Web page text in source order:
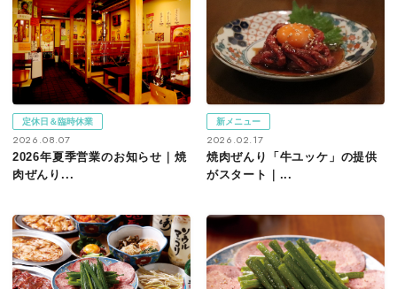
定休日＆臨時休業
2026.08.07
2026年夏季営業のお知らせ｜焼
肉ぜんり...
新メニュー
2026.02.17
焼肉ぜんり「牛ユッケ」の提供
がスタート｜...